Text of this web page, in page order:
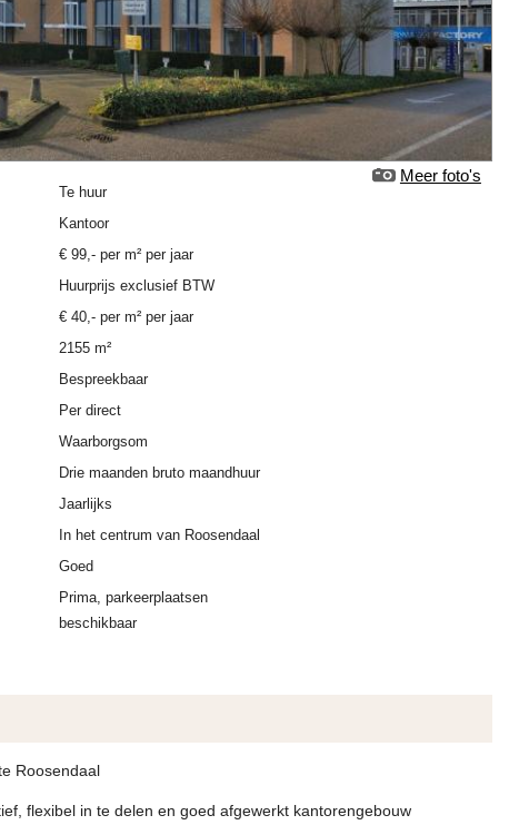
Meer foto's
Te huur
Kantoor
€99 ,- per m² per jaar
Huurprijs exclusief BTW
€ 40,- per m² per jaar
2155 m²
Bespreekbaar
Per direct
Waarborgsom
Drie maanden bruto maandhuur
Jaarlijks
In het centrum van Roosendaal
Goed
Prima, parkeerplaatsen
beschikbaar
Roosendaal
flexibel in te delen en goed afgewerkt kantorengebouw